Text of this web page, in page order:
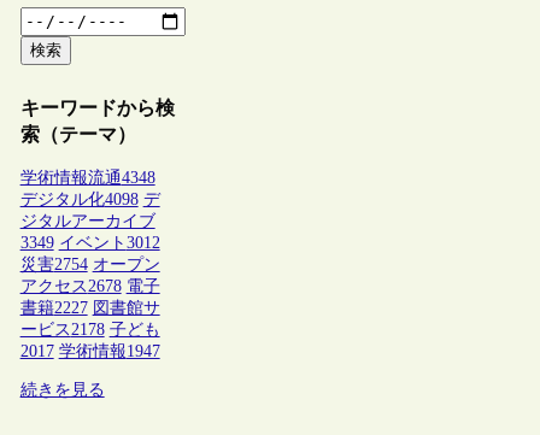
検索
キーワードから検
索（テーマ）
学術情報流通4348
デジタル化4098 デ
ジタルアーカイブ
3349 イベント 3012
災害2754 オープン
アクセス2678 電子
書籍2227 図書館サ
ービス2178 子ども
2017 学術情報1947
続きを見る